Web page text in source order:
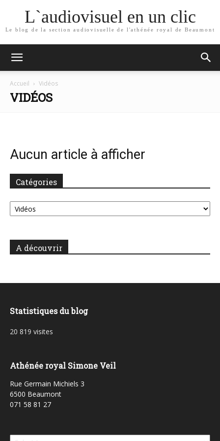
L`audiovisuel en un clic
Le blog de la section audiovisuelle de l'athénée royal de Beaumont
Accueil Vidéos
VIDÉOS
Aucun article à afficher
Catégories
Catégories
A découvrir
Statistiques du blog
20 819 visites
Athénée royal Simone Veil
Rue Germain Michiels 3
6500 Beaumont
071 58 81 27